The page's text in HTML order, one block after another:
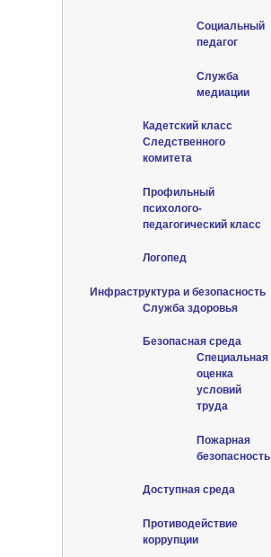
Социальный
педагог
Служба
медиации
Кадетский класс
Следственного
комитета
Профильный
психолого-
педагогический класс
Логопед
Инфраструктура и безопасность
Служба здоровья
Безопасная среда
Специальная
оценка
условий
труда
Пожарная
безопасность
Доступная среда
Противодействие
коррупции